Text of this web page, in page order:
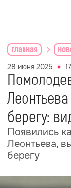
главная
28 июня 2025
берегу:
Появились
Леонтьева,
берегу